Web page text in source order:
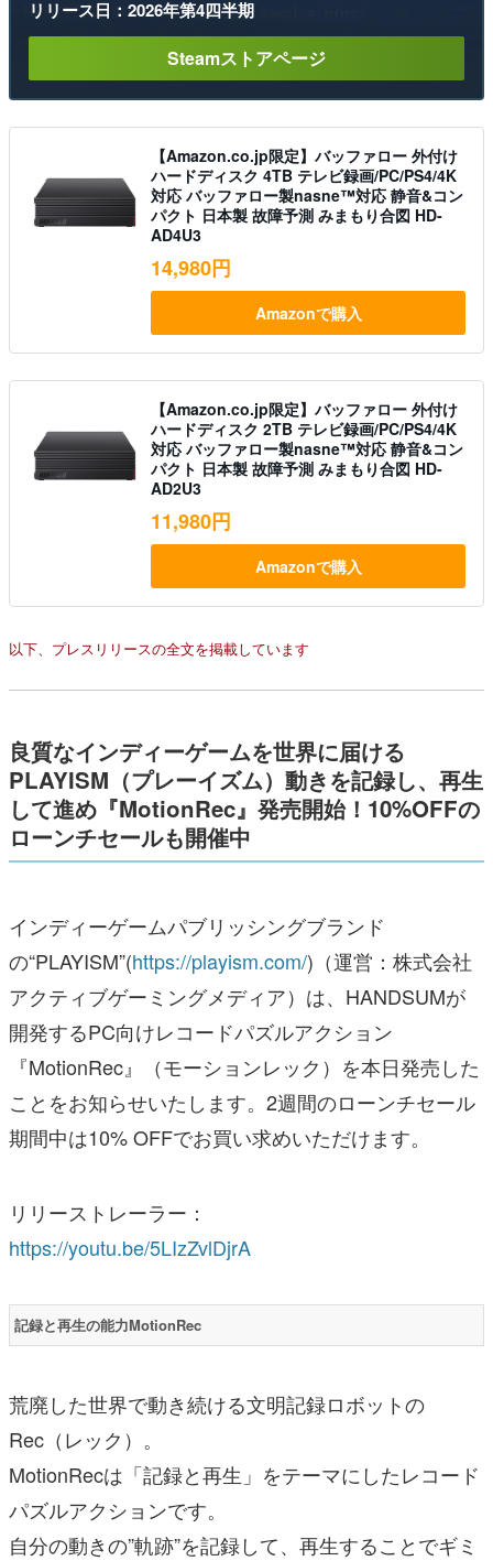
リリース日：2026年第4四半期
Steamストアページ
【Amazon.co.jp限定】バッファロー 外付け
ハードディスク 4TB テレビ録画/PC/PS4/4K
対応 バッファロー製nasne™対応 静音&コン
パクト 日本製 故障予測 みまもり合図 HD-
AD4U3
14,980円
Amazonで購入
【Amazon.co.jp限定】バッファロー 外付け
ハードディスク 2TB テレビ録画/PC/PS4/4K
対応 バッファロー製nasne™対応 静音&コン
パクト 日本製 故障予測 みまもり合図 HD-
AD2U3
11,980円
Amazonで購入
以下、プレスリリースの全文を掲載しています
良質なインディーゲームを世界に届ける
PLAYISM（プレーイズム）動きを記録し、再生
して進め『MotionRec』発売開始！10%OFFの
ローンチセールも開催中
インディーゲームパブリッシングブランド
の“PLAYISM”(https://playism.com/)（運営：株式会社
アクティブゲーミングメディア）は、HANDSUMが
開発するPC向けレコードパズルアクション
『MotionRec』（モーションレック）を本日発売した
ことをお知らせいたします。2週間のローンチセール
期間中は10% OFFでお買い求めいただけます。
リリーストレーラー：
https://youtu.be/5LIzZvlDjrA
記録と再生の能力MotionRec
荒廃した世界で動き続ける文明記録ロボットの
Rec（レック）。
MotionRecは「記録と再生」をテーマにしたレコード
パズルアクションです。
自分の動きの”軌跡”を記録して、再生することでギミ